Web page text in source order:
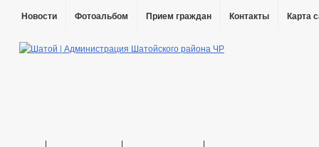
Новости Фотоальбом Прием граждан Контакты Карта